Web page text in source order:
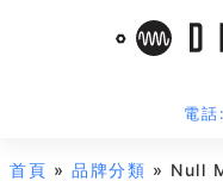
電
首頁 »品牌分類 » Null